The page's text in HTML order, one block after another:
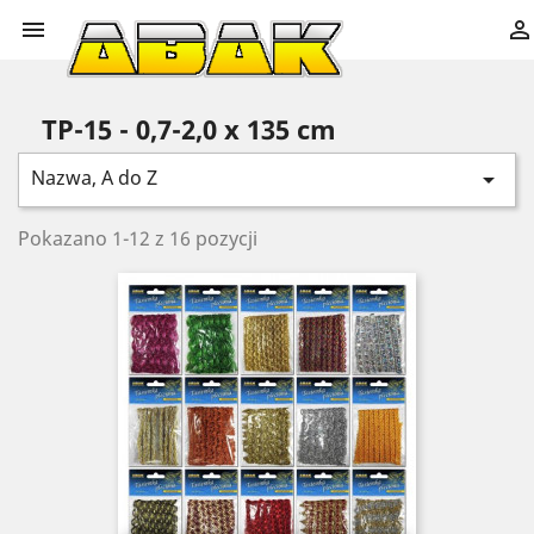
 
TP-15 - 0,7-2,0 x 135 cm
Nazwa, A do Z 
Pokazano 1-12 z 16 pozycji